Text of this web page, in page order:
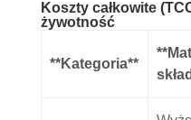
Koszty całkowite
żywotność
**Kategoria**